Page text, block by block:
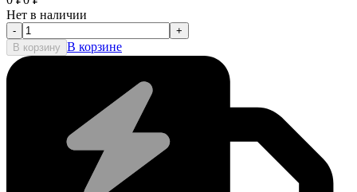
Нет в наличии
-
+
В корзину В корзине